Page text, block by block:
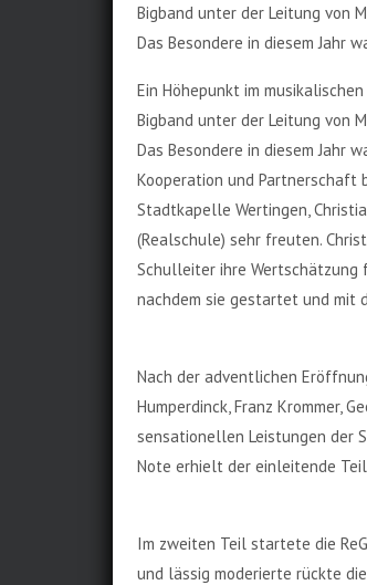
Bigband unter der Leitung von
Das Besondere in diesem Jahr
Ein Höhepunkt im
Bigband unter der Leitung von
Das Besondere in diesem Jahr
Kooperation und Partnerschaft
Stadtkapelle Wertingen,
(Realschule) sehr freuten.
Schulleiter ihre Wertschätzung
nachdem sie gestartet und mit
Nach der adventlichen
Humperdinck, Franz Krommer,
sensationellen Leistungen der
Note erhielt der einleitende Teil
Im zweiten Teil startete die
und lässig moderierte rückte